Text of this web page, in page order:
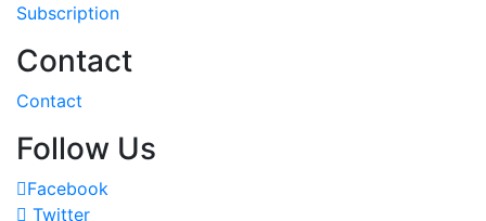
Subscription
Contact
Contact
Follow Us
Facebook
Twitter